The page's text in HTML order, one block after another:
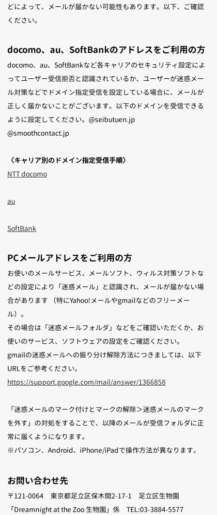
どによって、メールが届かない可能性もあります。以下、ご確認
ください。
docomo、au、SoftBankのアドレスをご利用の方
docomo、au、SoftBankなど各キャリアのセキュリティ設定によ
ってユーザー受信拒否と認識されているか、ユーザーが迷惑メー
ル対策などでドメイン指定受信を設定している場合に、メールが
正しく届かないことがございます。以下のドメインを受信できる
ように設定してください。@seibutuen.jp
@smoothcontact.jp
〈キャリア別のドメイン指定受信手順〉
NTT docomo
au
SoftBank
PCメールアドレスをご利用の方
お使いのメールサービス、メールソフト、ウィルス対策ソフトな
どの設定により「迷惑メール」と認識され、メールが届かない場
合があります （特にYahoo!メールやgmailなどのフリーメー
ル）。
その場合は「迷惑メールフォルダ」などをご確認いただくか、お
使いのサービス、ソフトウェアの設定をご確認ください。
gmailの迷惑メールへの振り分け解除方法につきましては、以下
URLをご参考ください。
https://support.google.com/mail/answer/1366858
「迷惑メールのマーク付けとマークの解除＞迷惑メールのマーク
を外す」の対処をすることで、以降のメールが受信フォルダに正
常に届くようになります。
※パソコン、Android、iPhone/iPadで操作方法が異なります。
お問い合わせ先
〒121-0064 東京都足立区保木間2-17-1 足立区生物園
「Dreamnight at the Zoo 生物園」係 TEL:03-3884-5577